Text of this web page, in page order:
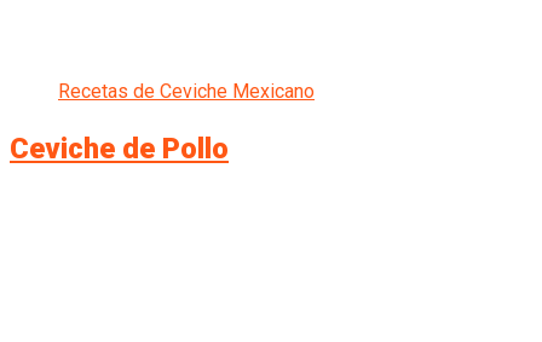
Recetas de Ceviche Mexicano
Ceviche de Pollo